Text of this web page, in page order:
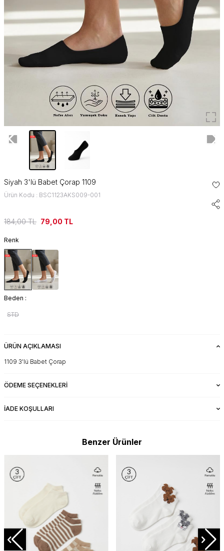
Siyah 3'lü Babet Çorap 1109
Ürün Kodu : BSC1123AKS009-001
184,00TL 79,00 TL
Renk
Beden :
STD
ÜRÜN AÇIKLAMASI
1109 3'lü Babet Çorap
ÖDEME SEÇENEKLERI
İADE KOŞULLARI
Benzer Ürünler